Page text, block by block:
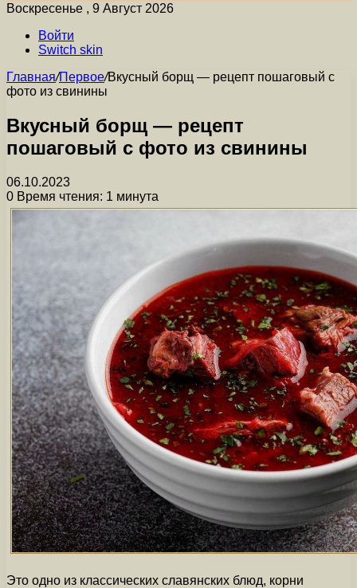
Воскресенье , 9 Август 2026
Войти
Switch skin
Главная/Первое/Вкусный борщ — рецепт пошаговый с
фото из свинины
Вкусный борщ — рецепт
пошаговый с фото из свинины
06.10.2023
0 Время чтения: 1 минута
Это одно из классических славянских блюд, корни